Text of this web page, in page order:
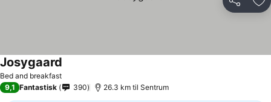
Del
Bed and breakfast
Josygaard
9,1 Fantastisk 390 26.3 km til Sentrum